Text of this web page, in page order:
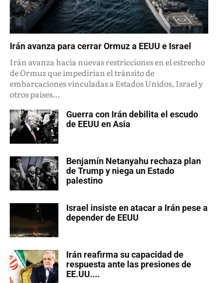
Irán avanza para cerrar Ormuz a EEUU e Israel
Irán avanza hacia nuevas restricciones en el estrecho
de Ormuz que impedirían el tránsito de
embarcaciones vinculadas a Estados Unidos, Israel y
otros países...
Guerra con Irán debilita el escudo
de EEUU en Asia
Benjamín Netanyahu rechaza plan
de Trump y niega un Estado
palestino
Israel insiste en atacar a Irán pese a
depender de EEUU
Irán reafirma su capacidad de
respuesta ante las presiones de
EE.UU....